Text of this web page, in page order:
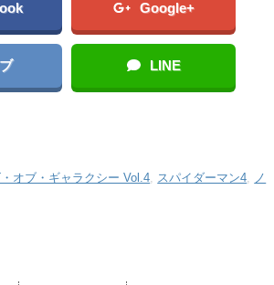
Google+
LINE
オブ・ギャラクシー Vol.4 スパイダーマン4
ノ